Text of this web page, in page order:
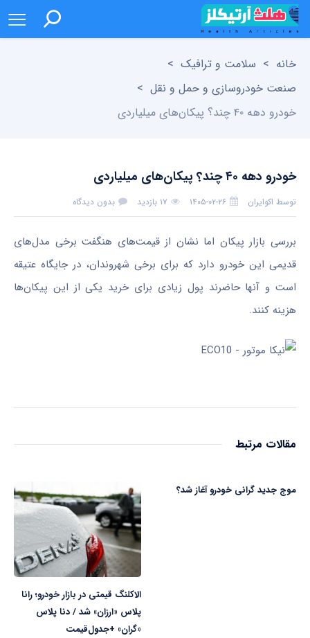
خانه > سلامت و ترافیک >
صنعت خودروسازی و حمل و نقل >
خودرو دهه ۴۰ چند؟ پیکان‌های میلیاردی
خودرو دهه ۴۰ چند؟ پیکان‌های میلیاردی
توسط اکوایران ۱۴۰۵-۰۲-۲۶ ۱۷ بازدید بدون دیدگاه
بررسی بازار پیکان اما نشان از قیمت‌های هنگفت برخی مدل‌های
قدیمی این خودرو دارد که برای برخی شهروندان، در جایگاه عتیقه
است و آنها حاضرند پول زیادی برای خرید یکی از این پیکان‌ها
هزینه کنند.
مقالات مرتبط
موج جدید گرانی خودرو آغاز شد؟
الاکلنگ قیمتی در بازار خودرو؛ رانا
پلاس «ارزان» شد / دنا پلاس
«گران» +‌جدول‌قیمت